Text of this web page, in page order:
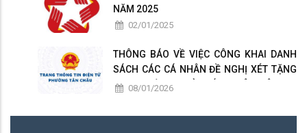
NĂM 2025
02/01/2025
THÔNG BÁO VỀ VIỆC CÔNG KHAI DANH
SÁCH CÁC CÁ NHÂN ĐỀ NGHỊ XÉT TẶNG
DANH HIỆU " NHÀ GIÁO NHÂN DÂN ", "
LẦN THỨ 17 NĂM 2026
08/01/2026